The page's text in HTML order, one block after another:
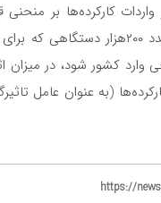
واردات کارکرده‌ها بر
کارکرده‌ها در تعداد بالا (مثلا
کشور شود، در میزان
(به عنوان عامل
https://